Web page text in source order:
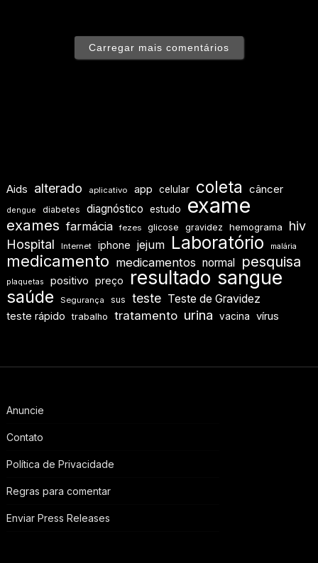
Carregar mais comentários
Aids alterado aplicativo app celular coleta câncer
dengue diabetes diagnóstico estudo exame
exames farmácia fezes glicose gravidez hemograma
hiv
Hospital
Internet iphone jejum Laboratório malária
medicamento medicamentos normal pesquisa
plaquetas positivo preço resultado sangue
saúde Segurança sus teste Teste de Gravidez
teste rápido trabalho tratamento urina vacina vírus
Anuncie
Contato
Política de Privacidade
Regras para comentar
Enviar Press Releases